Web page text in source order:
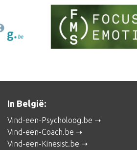
In België:
Vind-een-Psycholoog.be
Vind-een-Coach.be
Vind-een-Kinesist.be